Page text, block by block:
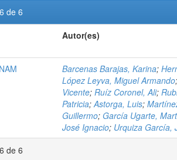
de 6
Autor(es)
Barcenas Barajas, Karina;
López Leyva, Miguel Armando;
Vicente; Ruíz Coronel, Ali;
Patricia;Astorga, Luis;
Guillermo; García Ugarte,
José Ignacio; Urquiza García,
de 6